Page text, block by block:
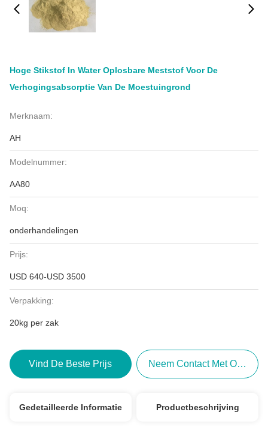
Hoge Stikstof In Water Oplosbare Meststof Voor De
Verhogingsabsorptie Van De Moestuingrond
Merknaam:
AH
Modelnummer:
AA80
Moq:
onderhandelingen
Prijs:
USD 640-USD 3500
Verpakking:
20kg per zak
Vind De Beste Prijs Neem Contact Met Ons Op
Gedetailleerde Informatie Productbeschrijving